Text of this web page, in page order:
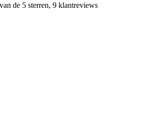
de 5 sterren, 9 klantreviews